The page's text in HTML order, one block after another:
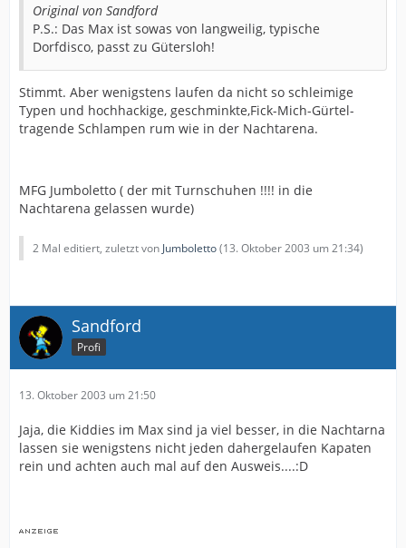
Original von Sandford
P.S.: Das Max ist sowas von langweilig, typische
Dorfdisco, passt zu Gütersloh!
Stimmt. Aber wenigstens laufen da nicht so schleimige
Typen und hochhackige, geschminkte,Fick-Mich-Gürtel-
tragende Schlampen rum wie in der Nachtarena.
MFG Jumboletto ( der mit Turnschuhen !!!! in die
Nachtarena gelassen wurde)
2 Mal editiert, zuletzt von Jumboletto(13. Oktober 2003 um 21:34)
Sandford
Profi
13. Oktober 2003 um 21:50
Jaja, die Kiddies im Max sind ja viel besser, in die Nachtarna
lassen sie wenigstens nicht jeden dahergelaufen Kapaten
rein und achten auch mal auf den Ausweis....:D